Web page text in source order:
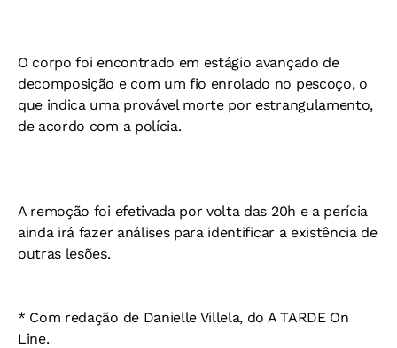
O corpo foi encontrado em estágio avançado de
decomposição e com um fio enrolado no pescoço, o
que indica uma provável morte por estrangulamento,
de acordo com a polícia.
A remoção foi efetivada por volta das 20h e a perícia
ainda irá fazer análises para identificar a existência de
outras lesões.
* Com redação de Danielle Villela, do A TARDE On
Line.